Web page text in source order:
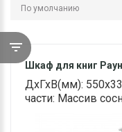
Шкаф для книг
ДхГхВ(мм):
части: Массив